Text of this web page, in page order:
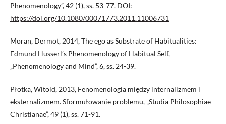
Phenomenology”, 42 (1), ss. 53-77. DOI:
https://doi.org/10.1080/00071773.2011.11006731
Moran, Dermot, 2014, The ego as Substrate of Habitualities:
Edmund Husserl’s Phenomenology of Habitual Self,
„Phenomenology and Mind”, 6, ss. 24-39.
Płotka, Witold, 2013, Fenomenologia między internalizmem i
eksternalizmem. Sformułowanie problemu, „Studia Philosophiae
Christianae”, 49 (1), ss. 71-91.